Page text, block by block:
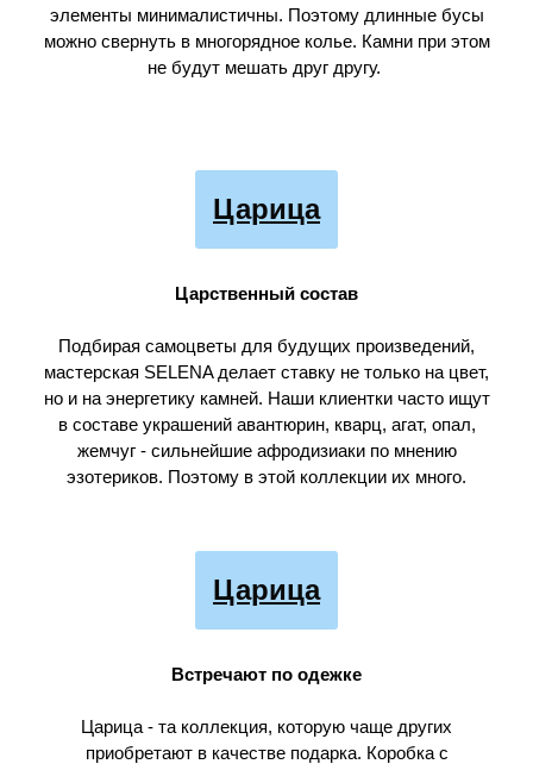
элементы минималистичны. Поэтому длинные бусы
можно свернуть в многорядное колье. Камни при этом
не будут мешать друг другу.
Царица
Царственный состав
Подбирая самоцветы для будущих произведений,
мастерская SELENA делает ставку не только на цвет,
но и на энергетику камней. Наши клиентки часто ищут
в составе украшений авантюрин, кварц, агат, опал,
жемчуг - сильнейшие афродизиаки по мнению
эзотериков. Поэтому в этой коллекции их много.
Царица
Встречают по одежке
Царица - та коллекция, которую чаще других
приобретают в качестве подарка. Коробка с